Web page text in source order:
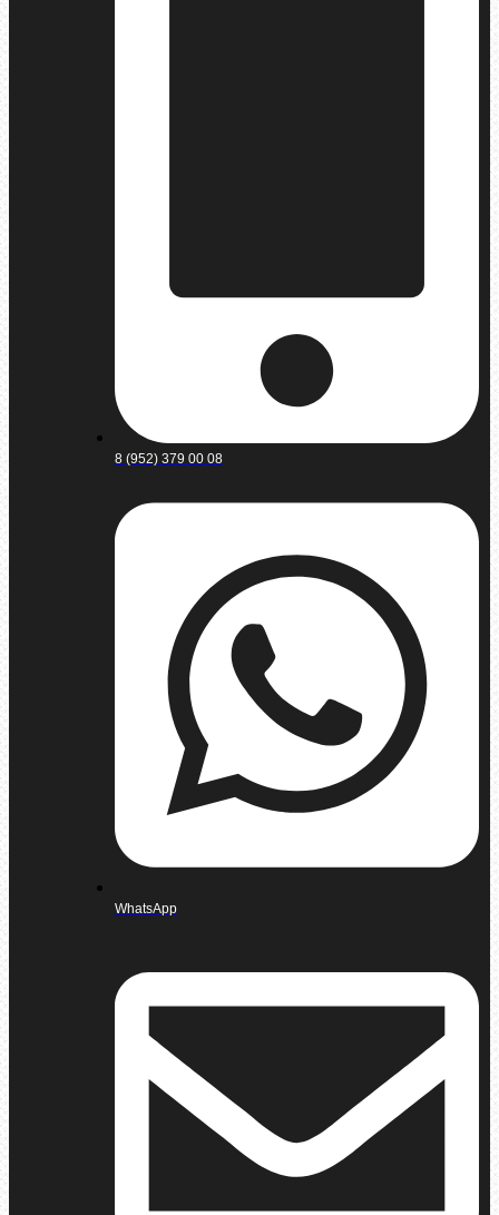
8 (952) 379 00 08
WhatsApp